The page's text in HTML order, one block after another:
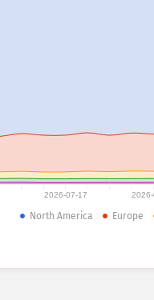
2026-07-17 2026-
North America Europe